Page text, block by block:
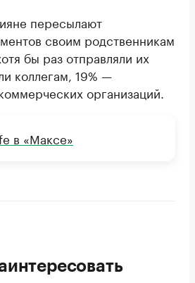
пересылают
своим родственникам
бы раз отправляли их
коллегам, 19% —
организаций.
в «Максе»